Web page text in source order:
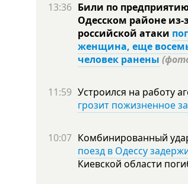
13:36 Били по
Одесском районе из-
российской атаки
женщина, еще
человек ранены
11:59 Устроился на работу
грозит пожизненное
10:07 Комбинированный
поезд в Одессу
Киевской области